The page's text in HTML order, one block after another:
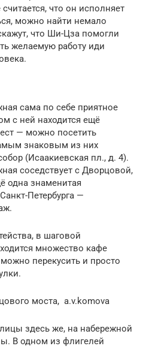
считается, что он исполняет
можно найти немало
что Ши-Цза помогли
желаемую работу иди
сама по себе приятное
с ней находится ещё
— можно посетить
знаковым из них
(Исаакиевская пл., д. 4).
соседствует с Дворцовой,
одна знаменитая
Петербурга —
в шаговой
множество кафе
перекусить и просто
моста, a.v.komova
здесь же, на набережной
В одном из флигелей